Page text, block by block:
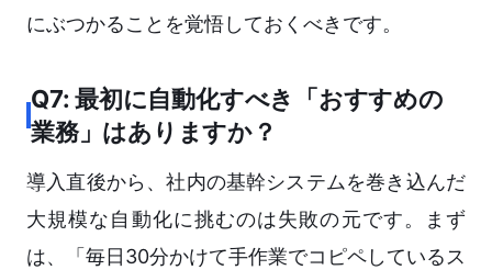
にぶつかることを覚悟しておくべきです。
Q7: 最初に自動化すべき「おすすめの
業務」はありますか？
導入直後から、社内の基幹システムを巻き込んだ
大規模な自動化に挑むのは失敗の元です。まず
は、「毎日30分かけて手作業でコピペしているス